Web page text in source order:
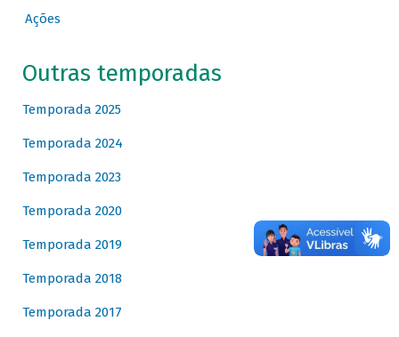
Ações
Outras temporadas
Temporada 2025
Temporada 2024
Temporada 2023
Temporada 2020
Temporada 2019
Temporada 2018
Temporada 2017